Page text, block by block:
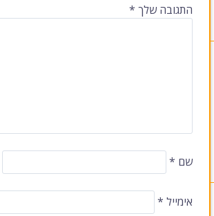
התגובה שלך *
שם *
אימייל *